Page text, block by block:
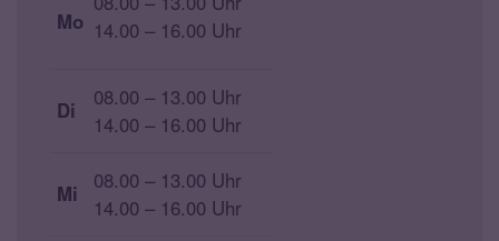
Mo 14.00 – 16.00 Uhr
Di
08.00 – 13.00 Uhr
14.00 – 16.00 Uhr
Mi
08.00 – 13.00 Uhr
14.00 – 16.00 Uhr